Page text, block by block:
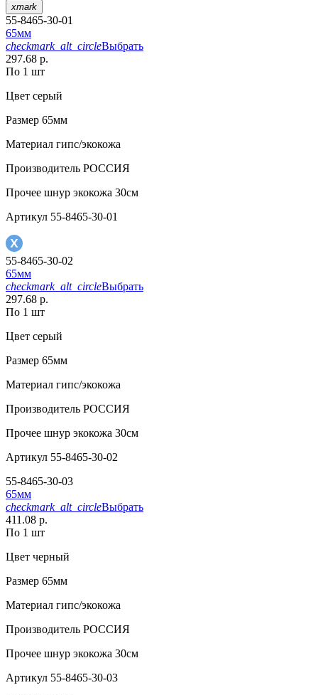
xmark
55-8465-30-01
65мм
checkmark_alt_circleВыбрать
297.68 р.
По 1 шт
Цвет серый
Размер 65мм
Материал гипс/экокожа
Производитель РОССИЯ
Прочее шнур экокожа 30см
Артикул 55-8465-30-01
55-8465-30-02
65мм
checkmark_alt_circleВыбрать
297.68 р.
По 1 шт
Цвет серый
Размер 65мм
Материал гипс/экокожа
Производитель РОССИЯ
Прочее шнур экокожа 30см
Артикул 55-8465-30-02
55-8465-30-03
65мм
checkmark_alt_circleВыбрать
411.08 р.
По 1 шт
Цвет черный
Размер 65мм
Материал гипс/экокожа
Производитель РОССИЯ
Прочее шнур экокожа 30см
Артикул 55-8465-30-03